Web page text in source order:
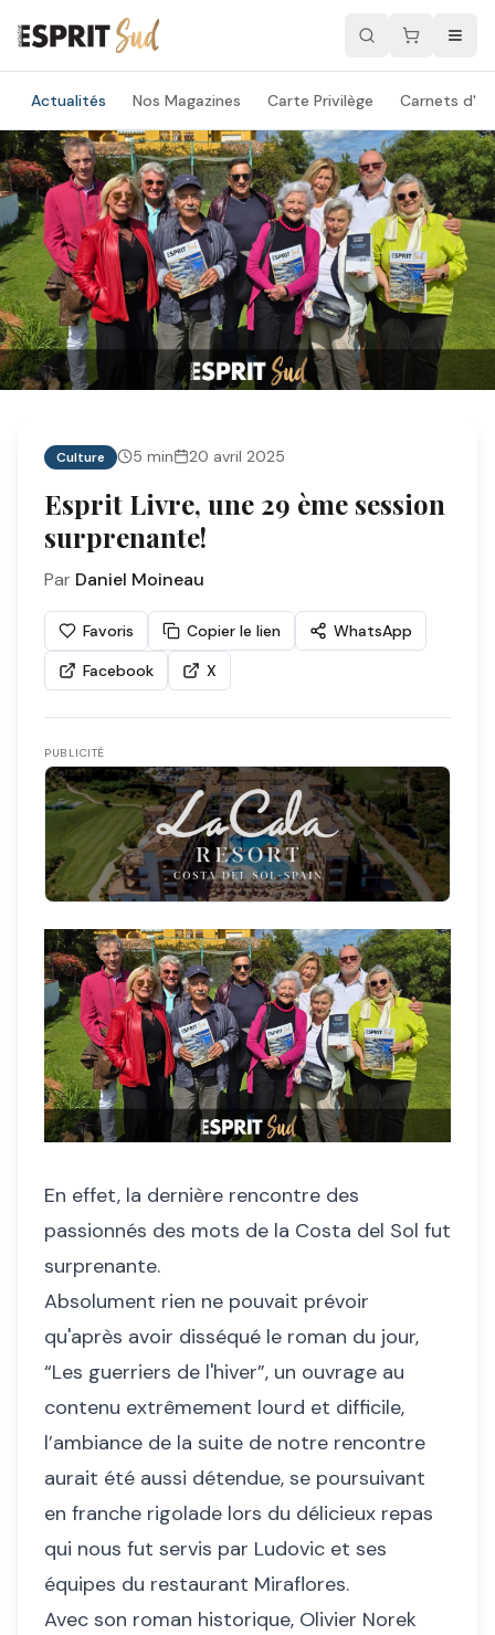
Actualités Nos Magazines Carte Privilège Carnets
Culture 5 min 20 avril 2025
Esprit Livre, une 29 ème session
surprenante!
Par Daniel Moineau
Favoris Copier le lien
WhatsApp
Facebook
X
PUBLICITÉ
En effet, la dernière rencontre des
passionnés des mots de la Costa del Sol fut
surprenante.
Absolument rien ne pouvait prévoir
qu'après avoir disséqué le roman du jour,
“Les guerriers de l'hiver”, un ouvrage au
contenu extrêmement lourd et difficile,
l’ambiance de la suite de notre rencontre
aurait été aussi détendue, se poursuivant
en franche rigolade lors du délicieux repas
qui nous fut servis par Ludovic et ses
équipes du restaurant Miraflores.
Avec son roman historique, Olivier Norek